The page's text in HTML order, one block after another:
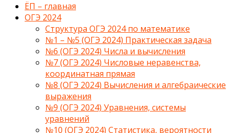
ЁП – главная
ОГЭ 2024
Структура ОГЭ 2024 по математике
№1 – №5 (ОГЭ 2024) Практическая задача
№6 (ОГЭ 2024) Числа и вычисления
№7 (ОГЭ 2024) Числовые неравенства,
координатная прямая
№8 (ОГЭ 2024) Вычисления и алгебраические
выражения
№9 (ОГЭ 2024) Уравнения, системы
уравнений
№10 (ОГЭ 2024) Статистика, вероятности